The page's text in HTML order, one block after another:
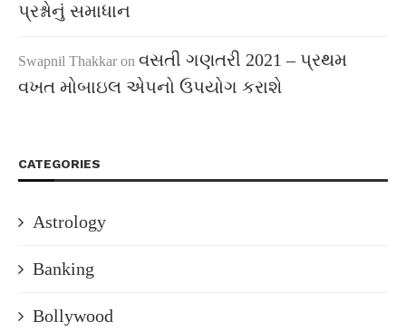
પ્રશ્નોનું સમાધાન
Swapnil Thakkar on વસતી ગણતરી 2021 – પ્રથમ
વખત મોબાઇલ એપનો ઉપયોગ કરાશે
CATEGORIES
Astrology
Banking
Bollywood